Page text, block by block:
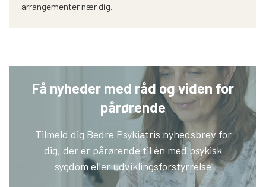
arrangementer nær dig.
Få nyheder med råd og viden for
pårørende
Tilmeld dig Bedre Psykiatris nyhedsbrev for
dig, der er pårørende til én med psykisk
sygdom eller udviklingsforstyrrelse